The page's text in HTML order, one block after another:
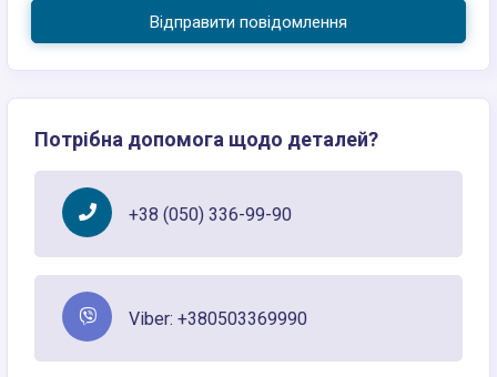
Відправити повідомлення
Потрібна допомога щодо деталей?
+38 (050) 336-99-90
Viber: +380503369990